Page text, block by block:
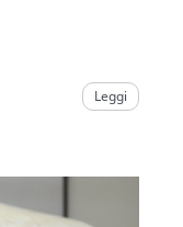
Leggi